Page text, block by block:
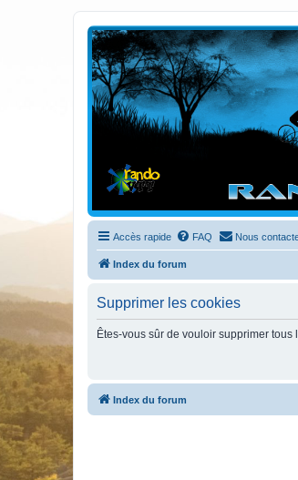
Randovttfree.fr
Bienvenue sur le site des randos vtt et
Accès rapide FAQ Nous
Index du forum
Supprimer les cookies
Êtes-vous sûr de vouloir supprimer tous
Index du forum